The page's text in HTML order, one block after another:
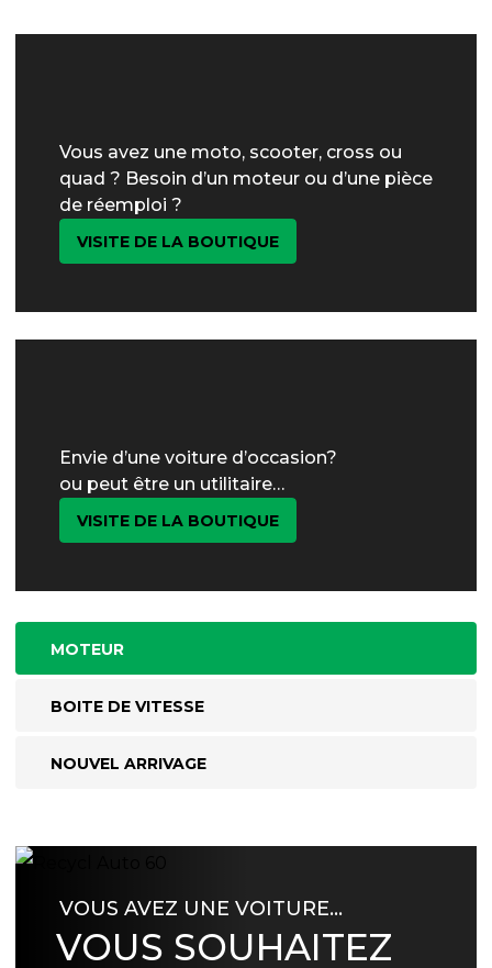
Vous avez une moto, scooter, cross ou
quad ? Besoin d’un moteur ou d’une pièce
de réemploi ?
VISITE DE LA BOUTIQUE
Envie d’une voiture d’occasion?
ou peut être un utilitaire…
VISITE DE LA BOUTIQUE
MOTEUR
BOITE DE VITESSE
NOUVEL ARRIVAGE
VOUS AVEZ UNE VOITURE…
VOUS SOUHAITEZ